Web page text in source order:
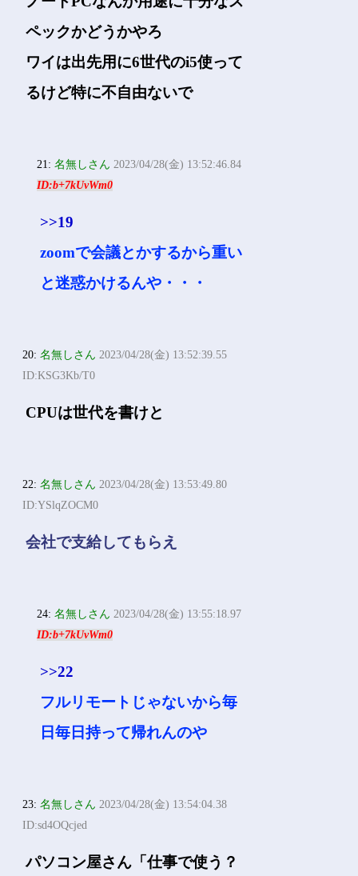
ペックかどうかやろ
ワイは出先用に6世代のi5使って
るけど特に不自由ないで
21:名無しさん 2023/04/28(金) 13:52:46.84
ID:b+7kUvWm0
>>19
zoomで会議とかするから重い
と迷惑かけるんや・・・
20:名無しさん 2023/04/28(金) 13:52:39.55
ID:KSG3Kb/T0
CPUは世代を書けと
22:名無しさん 2023/04/28(金) 13:53:49.80
ID:YSlqZOCM0
会社で支給してもらえ
24:名無しさん 2023/04/28(金) 13:55:18.97
ID:b+7kUvWm0
>>22
フルリモートじゃないから毎
日毎日持って帰れんのや
23:名無しさん 2023/04/28(金) 13:54:04.38
ID:sd4OQcjed
パソコン屋さん「仕事で使う？